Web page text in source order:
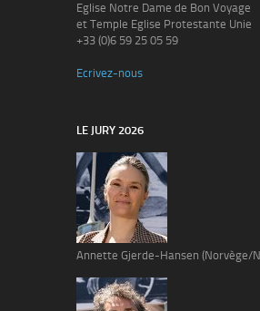
Eglise Notre Dame de Bon Voyage
et Temple Eglise Protestante Unie
+33 (0)6 59 25 05 59
Ecrivez-nous
LE JURY 2026
Annette Gjerde-Hansen (Norvège/